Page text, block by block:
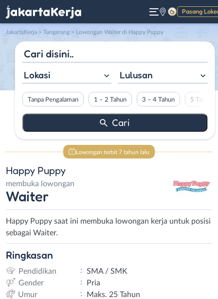
Pasang
Gelap
JakartaKerja > Tangerang > Lowongan Waiter di Happy Puppy
Lokasi Lulusan
Tanpa Pengalaman 1 – 2 Tahun 3 – 4 Tahun 5 Tahun
Lowongan terbit 7 tahun lalu
Happy Puppy
membuka lowongan
Waiter
Happy Puppy saat ini membuka lowongan kerja untuk posisi
sebagai Waiter.
Ringkasan
Pendidikan :
SMA / SMK
Gender
:
Pria
Umur
:
Maks. 25 Tahun